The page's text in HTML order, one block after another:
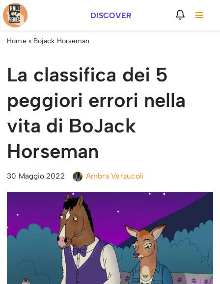
Vai
al
DISCOVER
Home» Bojack Horseman
La classifica dei 5
peggiori errori nella
vita di BoJack
Horseman
30 Maggio 2022 Ambra Verzucoli